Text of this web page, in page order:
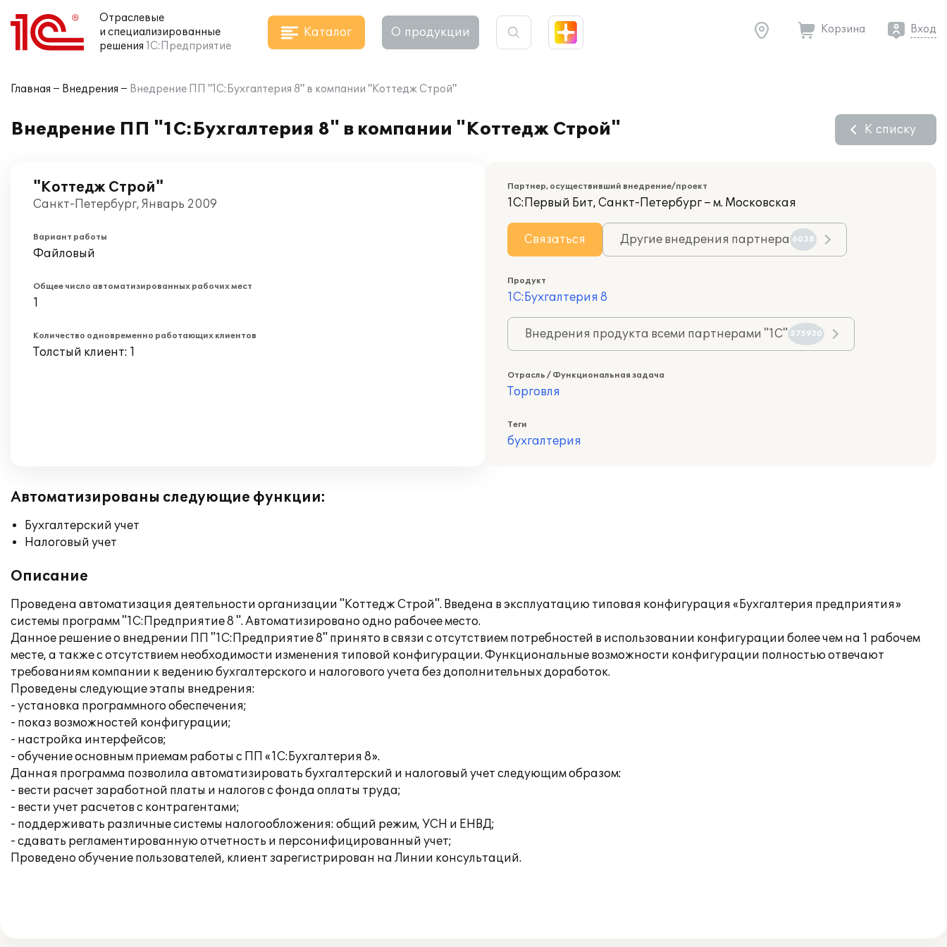
Отраслевые
и специализированные
решения 1С:Предприятие
Каталог О продукции Корзина Вход
Главная Внедрения Внедрение ПП "1С:Бухгалтерия 8" в компании "Коттедж Строй"
Внедрение ПП "1С:Бухгалтерия 8" в компании "Коттедж Строй" К списку
"Коттедж Строй"
Санкт-Петербург, Январь 2009
Вариант работы
Файловый
Общее число автоматизированных рабочих мест
1
Количество одновременно работающих клиентов
Толстый клиент: 1
Партнер, осуществивший внедрение/проект
1С:Первый Бит, Санкт-Петербург – м. Московская
Связаться Другие внедрения партнера 6038
Продукт
1С:Бухгалтерия 8
Внедрения продукта всеми партнерами "1С" 575930
Отрасль / Функциональная задача
Торговля
Теги
бухгалтерия
Автоматизированы следующие функции:
Бухгалтерский учет
Налоговый учет
Описание
Проведена автоматизация деятельности организации "Коттедж Строй". Введена в эксплуатацию типовая конфигурация «Бухгалтерия предприятия»
системы программ "1С:Предприятие 8 ". Автоматизировано одно рабочее место.
Данное решение о внедрении ПП "1С:Предприятие 8" принято в связи с отсутствием потребностей в использовании конфигурации более чем на 1 рабочем
месте, а также с отсутствием необходимости изменения типовой конфигурации. Функциональные возможности конфигурации полностью отвечают
требованиям компании к ведению бухгалтерского и налогового учета без дополнительных доработок.
Проведены следующие этапы внедрения:
- установка программного обеспечения;
- показ возможностей конфигурации;
- настройка интерфейсов;
- обучение основным приемам работы с ПП «1С:Бухгалтерия 8».
Данная программа позволила автоматизировать бухгалтерский и налоговый учет следующим образом:
- вести расчет заработной платы и налогов с фонда оплаты труда;
- вести учет расчетов с контрагентами;
- поддерживать различные системы налогообложения: общий режим, УСН и ЕНВД;
- сдавать регламентированную отчетность и персонифицированный учет;
Проведено обучение пользователей, клиент зарегистрирован на Линии консультаций.